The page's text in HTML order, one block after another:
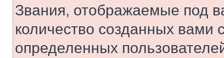
Звания, отображаемые под
количество созданных
определенных